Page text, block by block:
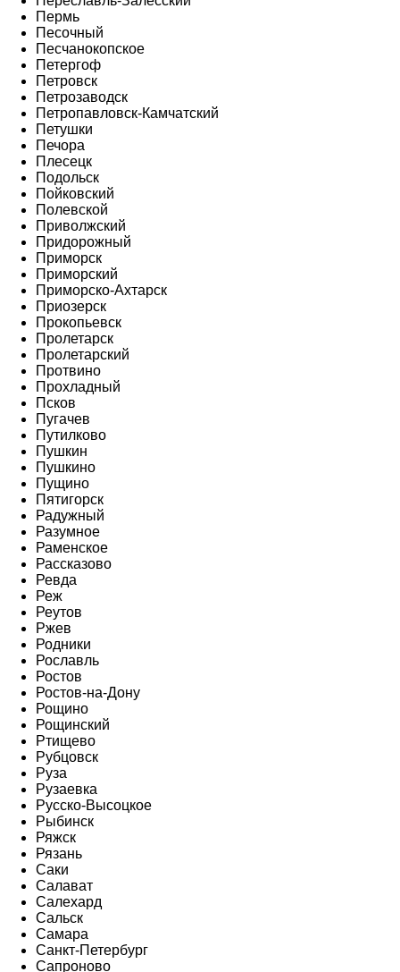
Пермь
Песочный
Песчанокопское
Петергоф
Петровск
Петрозаводск
Петропавловск-Камчатский
Петушки
Печора
Плесецк
Подольск
Пойковский
Полевской
Приволжский
Придорожный
Приморск
Приморский
Приморско-Ахтарск
Приозерск
Прокопьевск
Пролетарск
Пролетарский
Протвино
Прохладный
Псков
Пугачев
Путилково
Пушкин
Пушкино
Пущино
Пятигорск
Радужный
Разумное
Раменское
Рассказово
Ревда
Реж
Реутов
Ржев
Родники
Рославль
Ростов
Ростов-на-Дону
Рощино
Рощинский
Ртищево
Рубцовск
Руза
Рузаевка
Русско-Высоцкое
Рыбинск
Ряжск
Рязань
Саки
Салават
Салехард
Сальск
Самара
Санкт-Петербург
Сапроново